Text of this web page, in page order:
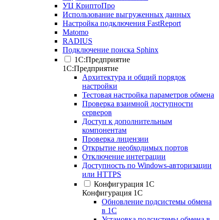
УЦ КриптоПро
Использование выгруженных данных
Настройка подключения FastReport
Matomo
RADIUS
Подключение поиска Sphinx
1С:Предприятие
1С:Предприятие
Архитектура и общий порядок
настройки
Тестовая настройка параметров обмена
Проверка взаимной доступности
серверов
Доступ к дополнительным
компонентам
Проверка лицензии
Открытие необходимых портов
Отключение интеграции
Доступность по Windows-авторизации
или HTTPS
Конфигурация 1С
Конфигурация 1С
Обновление подсистемы обмена
в 1С